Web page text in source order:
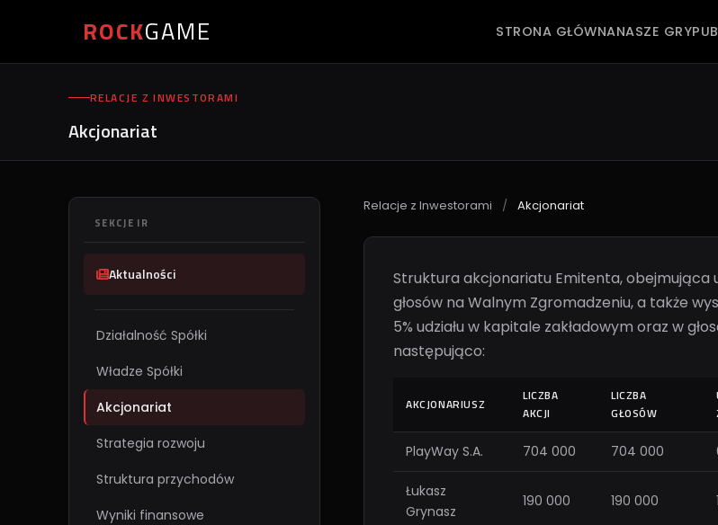
ROCKGAME STRONA GŁÓWNANASZE GRY
RELACJE Z INWESTORAMI
Akcjonariat
SEKCJE IR
Aktualności
Działalność Spółki
Władze Spółki
Akcjonariat
Strategia rozwoju
Struktura przychodów
Wyniki finansowe
Relacje z Inwestorami / Akcjonariat
Struktura akcjonariatu Emitenta, obejmująca
głosów na Walnym Zgromadzeniu, a także
5% udziału w kapitale zakładowym oraz w
następująco:
AKCJONARIUSZ
LICZBA
AKCJI
LICZBA
GŁOSÓW
PlayWay S.A. 704 000 704 000
Łukasz
Grynasz
190 000 190 000